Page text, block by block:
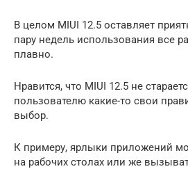
В целом MIUI 12.5 оставляет
пару недель использования все
плавно.
Нравится, что MIUI 12.5 не
пользователю какие-то свои
выбор.
К примеру, ярлыки приложений
на рабочих столах или же